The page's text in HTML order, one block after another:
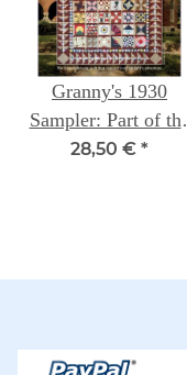
Granny's 1930
Sampler: Part of the
Lizzy Albright
28,50 € *